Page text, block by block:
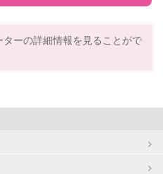
可
届出済ベビーシッター
ーの詳細情報を見ることがで